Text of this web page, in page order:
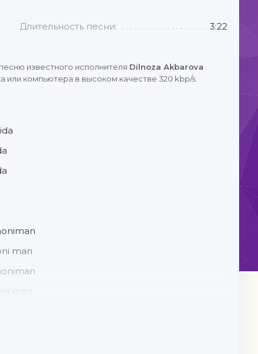
Длительность песни: 3:22
известного исполнителя Dilnoza Akbarova
компьютера в высоком качестве 320 kbp/s.
man
man